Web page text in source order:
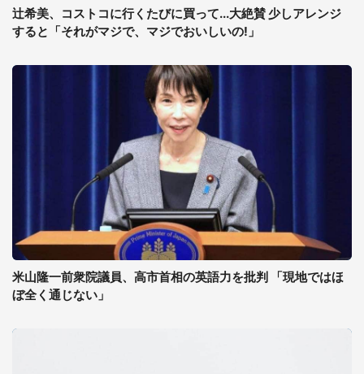
辻希美、コストコに行くたびに買って...大絶賛 少しアレンジ
すると「それがマジで、マジでおいしいの!」
米山隆一前衆院議員、高市首相の英語力を批判 「現地ではほ
ぼ全く通じない」